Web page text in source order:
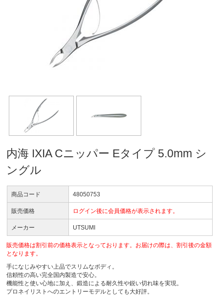
内海 IXIA Cニッパー Eタイプ 5.0mm シ
ングル
商品コード 48050753
販売価格 ログイン後に会員価格が表示されます。
メーカー UTSUMI
販売価格は割引前の価格表示となっております。お届けの際は、割引後の金額
となります。
手になじみやすい上品でスリムなボディ。
信頼性の高い完全国内製造で安心。
機能性と使い心地に加え、鍛造による耐久性や鋭い切れ味を実現。
プロネイリストへのエントリーモデルとしても大好評。